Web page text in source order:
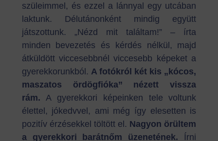
szüleimmel, és ezzel a lánnyal egy utcában
laktunk. Délutánonként mindig együtt
játszottunk. „Nézd mit találtam!” – írta
minden bevezetés és kérdés nélkül, majd
átküldött viccesebbnél viccesebb képeket a
gyerekkorunkból. A fotókról két kis „kócos,
maszatos ördögfióka” nézett vissza
rám. A gyerekkori képeinken tele voltunk
élettel, jókedvvel, ami még így elesetten is
pozitív érzésekkel töltött el. Nagyon örültem
a gyerekkori barátnőm üzenetének.
Írni